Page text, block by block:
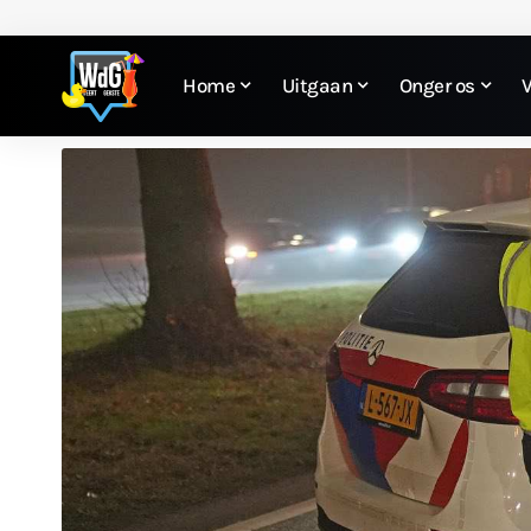
Home Uitgaan Onger os